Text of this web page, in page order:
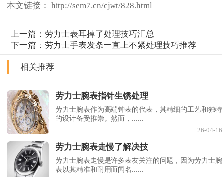
本文链接： http://sem7.cn/cjwt/828.html
上一篇：劳力士表耳掉了处理技巧汇总
下一篇：劳力士手表发条一直上不紧处理技巧推荐
相关推荐
劳力士腕表指针生锈处理
劳力士腕表作为高端钟表的代表，其精细的工艺和独特
的设计备受推崇。然而，......
26-04-16
劳力士腕表走慢了解决技
劳力士腕表走慢是许多表友关注的问题，因为劳力士腕
表以其精准和耐用而闻名......